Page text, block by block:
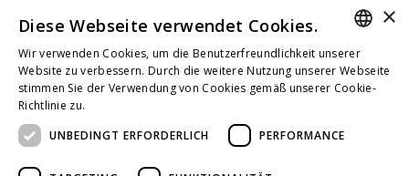
Newsletter abonnieren
GERMAN
FRENCH
×
Diese Webseite verwendet Cookies.
Wir verwenden Cookies, um die Benutzerfreundlichkeit unserer
Website zu verbessern. Durch die weitere Nutzung unserer Webseite
stimmen Sie der Verwendung von Cookies gemäß unserer Cookie-
Richtlinie zu.
UNBEDINGT ERFORDERLICH
PERFORMANCE